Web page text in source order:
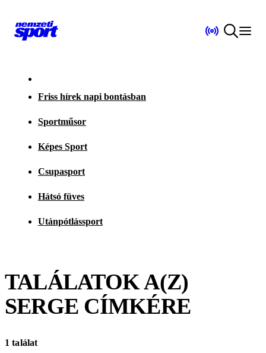
Friss hírek napi bontásban
Sportműsor
Képes Sport
Csupasport
Hátsó füves
Utánpótlássport
TALÁLATOK A(Z)
SERGE CÍMKÉRE
1 találat